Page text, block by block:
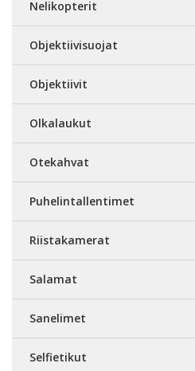
Nelikopterit
Objektiivisuojat
Objektiivit
Olkalaukut
Otekahvat
Puhelintallentimet
Riistakamerat
Salamat
Sanelimet
Selfietikut